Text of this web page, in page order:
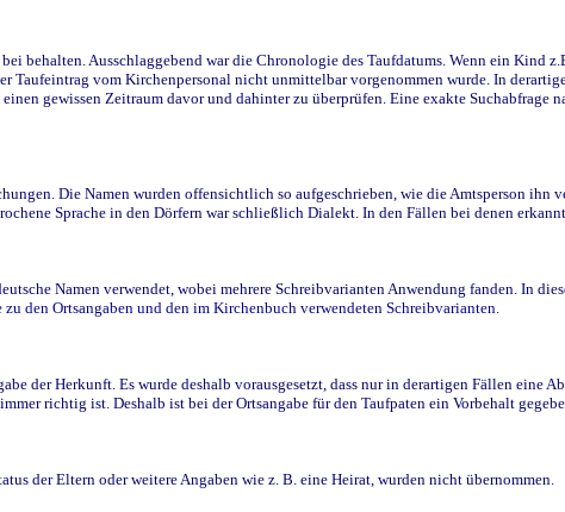
behalten. Ausschlaggebend war die Chronologie des Taufdatums. Wenn ein Kind
Taufeintrag vom Kirchenpersonal nicht unmittelbar vorgenommen wurde. In
gewissen Zeitraum davor und dahinter zu überprüfen. Eine exakte Suchabfrage
Die Namen wurden offensichtlich so aufgeschrieben, wie die Amtsperson ihn
Sprache in den Dörfern war schließlich Dialekt. In den Fällen bei denen
Namen verwendet, wobei mehrere Schreibvarianten Anwendung fanden. In
den Ortsangaben und den im Kirchenbuch verwendeten Schreibvarianten.
der Herkunft. Es wurde deshalb vorausgesetzt, dass nur in derartigen Fällen eine
richtig ist. Deshalb ist bei der Ortsangabe für den Taufpaten ein Vorbehalt
der Eltern oder weitere Angaben wie z. B. eine Heirat, wurden nicht übernommen.